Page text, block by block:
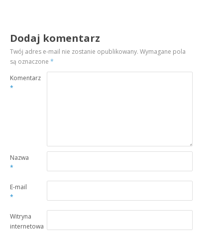
Dodaj komentarz
Twój adres e-mail nie zostanie opublikowany. Wymagane pola
są oznaczone*
Komentarz
*
Nazwa
*
E-mail
*
Witryna
internetowa